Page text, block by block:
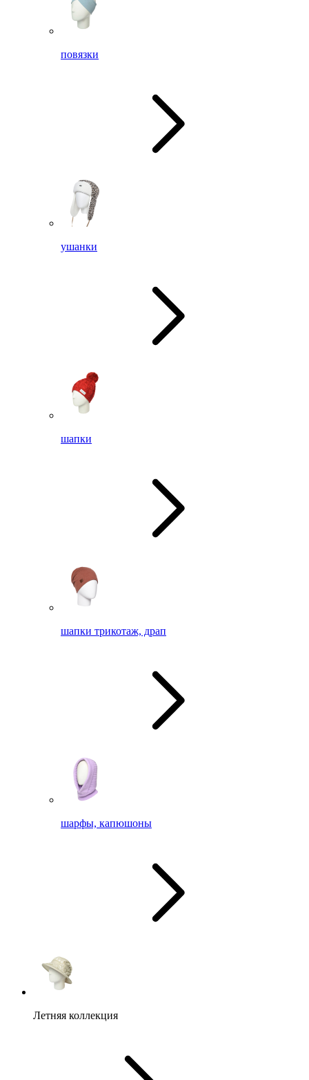
повязки
ушанки
шапки
шапки трикотаж, драп
шарфы, капюшоны
Летняя коллекция